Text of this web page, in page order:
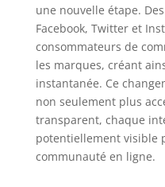
une nouvelle étape.
Facebook, Twitter et
consommateurs de
les marques, créant
instantanée. Ce
non seulement plus
transparent, chaque
potentiellement visible
communauté en ligne.